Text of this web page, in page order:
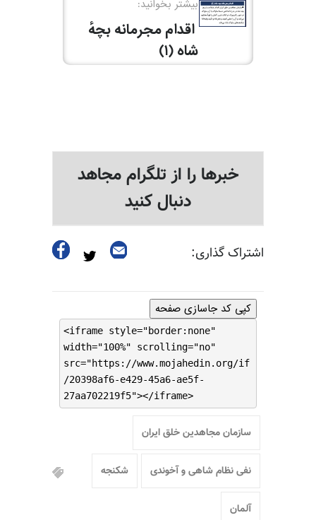
خبرها را از تلگرام مجاهد
دنبال کنید
اشتراک گذاری:
کپی کد جاسازی صفحه
<iframe style="border:none"
width="100%" scrolling="no"
src="https://www.mojahedin.org/if
/20398af6-e429-45a6-ae5f-
27aa702219f5"></iframe>
سازمان مجاهدین خلق ایران
نفی نظام شاهی و آخوندی شکنجه
آلمان